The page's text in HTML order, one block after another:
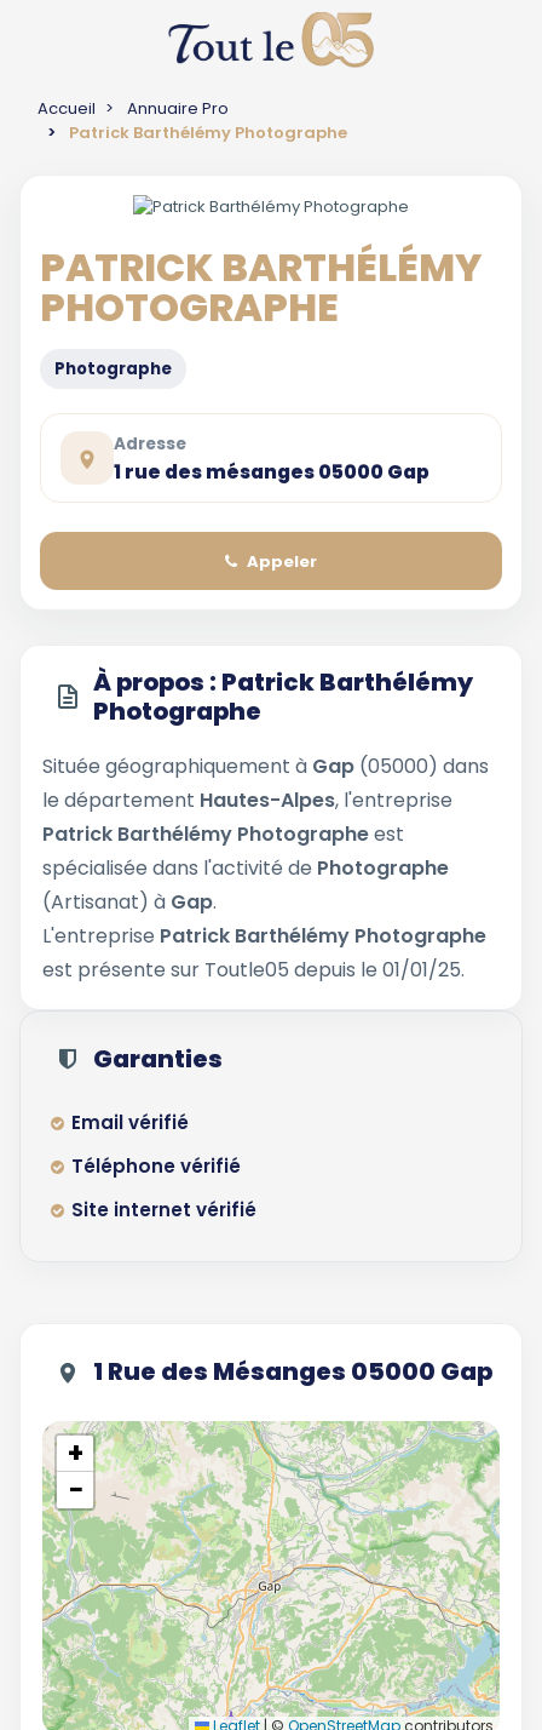
Accueil
Annuaire Pro
Patrick Barthélémy Photographe
PATRICK BARTHÉLÉMY
PHOTOGRAPHE
Photographe
Adresse
1 rue des mésanges 05000 Gap
Appeler
À propos : Patrick Barthélémy
Photographe
Située géographiquement à Gap (05000) dans
le département Hautes-Alpes, l'entreprise
Patrick Barthélémy Photographeest
spécialisée dans l'activité de Photographe
(Artisanat) à Gap.
L'entreprise Patrick Barthélémy Photographe
est présente sur Toutle05 depuis le 01/01/25.
Garanties
Email vérifié
Téléphone vérifié
Site internet vérifié
1 Rue des Mésanges 05000 Gap
+
−
Leaflet | © OpenStreetMapcontributors